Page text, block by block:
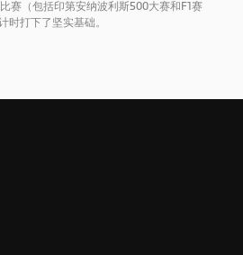
赛（包括印第安纳波利斯500大赛和F1赛
时打下了坚实基础。